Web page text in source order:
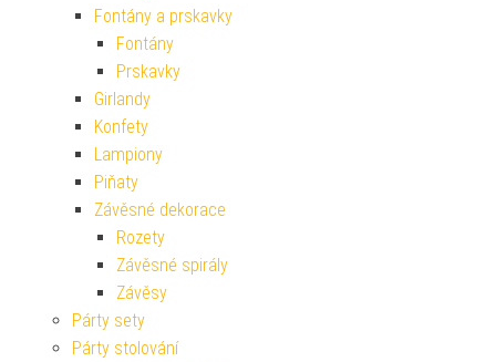
Fontány a prskavky
Fontány
Prskavky
Girlandy
Konfety
Lampiony
Piňaty
Závěsné dekorace
Rozety
Závěsné spirály
Závěsy
Párty sety
Párty stolování